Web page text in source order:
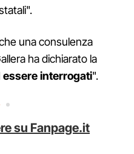
una consulenza
ha dichiarato la
interrogati".
su Fanpage.it